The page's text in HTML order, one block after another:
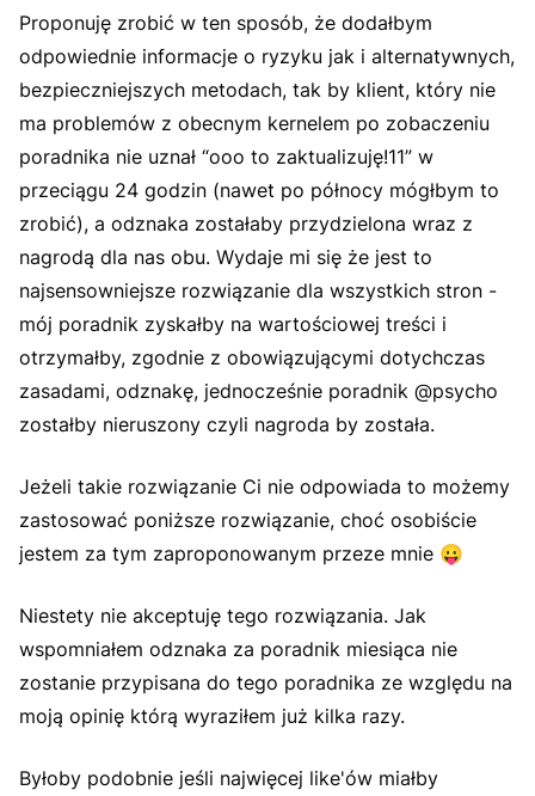
Proponuję zrobić w ten sposób, że dodałbym
odpowiednie informacje o ryzyku jak i alternatywnych,
bezpieczniejszych metodach, tak by klient, który nie
ma problemów z obecnym kernelem po zobaczeniu
poradnika nie uznał “ooo to zaktualizuję!11” w
przeciągu 24 godzin (nawet po północy mógłbym to
zrobić), a odznaka zostałaby przydzielona wraz z
nagrodą dla nas obu. Wydaje mi się że jest to
najsensowniejsze rozwiązanie dla wszystkich stron -
mój poradnik zyskałby na wartościowej treści i
otrzymałby, zgodnie z obowiązującymi dotychczas
zasadami, odznakę, jednocześnie poradnik @psycho
zostałby nieruszony czyli nagroda by została.
Jeżeli takie rozwiązanie Ci nie odpowiada to możemy
zastosować poniższe rozwiązanie, choć osobiście
jestem za tym zaproponowanym przeze mnie 😛
Niestety nie akceptuję tego rozwiązania. Jak
wspomniałem odznaka za poradnik miesiąca nie
zostanie przypisana do tego poradnika ze względu na
moją opinię którą wyraziłem już kilka razy.
Byłoby podobnie jeśli najwięcej like'ów miałby